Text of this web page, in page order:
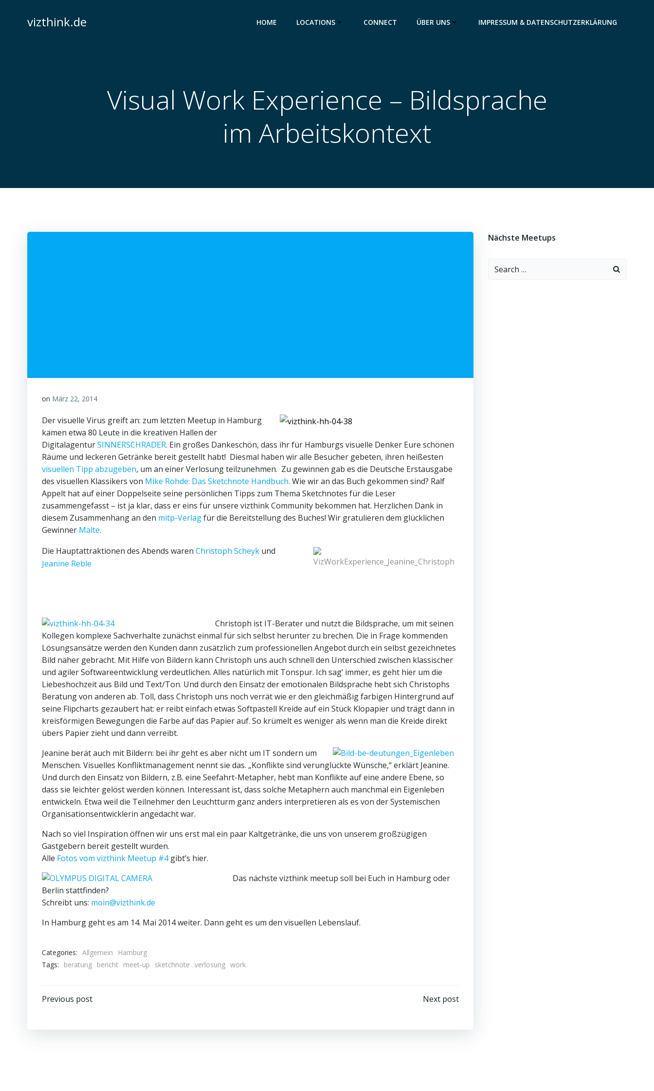
springenvizthink.de HOME LOCATIONS CONNECT ÜBER UNS IMPRESSUM & DATENSCHUTZERKLÄRUNG
Visual Work Experience – Bildsprache
im Arbeitskontext
on März 22, 2014
Der visuelle Virus greift an: zum letzten Meetup in Hamburg
kamen etwa 80 Leute in die kreativen Hallen der
DigitalagenturSINNERSCHRADER. Ein großes Dankeschön, dass ihr für Hamburgs visuelle Denker Eure schönen
Räume und leckeren Getränke bereit gestellt habt! Diesmal haben wir alle Besucher gebeten, ihren heißesten
visuellen Tipp abzugeben, um an einer Verlosung teilzunehmen. Zu gewinnen gab es die Deutsche Erstausgabe
des visuellen Klassikers von Mike Rohde: Das Sketchnote Handbuch. Wie wir an das Buch gekommen sind? Ralf
Appelt hat auf einer Doppelseite seine persönlichen Tipps zum Thema Sketchnotes für die Leser
zusammengefasst – ist ja klar, dass er eins für unsere vizthink Community bekommen hat. Herzlichen Dank in
diesem Zusammenhang an den mitp-Verlagfür die Bereitstellung des Buches! Wir gratulieren dem glücklichen
Gewinner Malte.
Die Hauptattraktionen des Abends waren Christoph Scheyk und
Jeanine Reble
Christoph ist IT-Berater und nutzt die Bildsprache, um mit seinen
Kollegen komplexe Sachverhalte zunächst einmal für sich selbst herunter zu brechen. Die in Frage kommenden
Lösungsansätze werden den Kunden dann zusätzlich zum professionellen Angebot durch ein selbst gezeichnetes
Bild näher gebracht. Mit Hilfe von Bildern kann Christoph uns auch schnell den Unterschied zwischen klassischer
und agiler Softwareentwicklung verdeutlichen. Alles natürlich mit Tonspur. Ich sag’ immer, es geht hier um die
Liebeshochzeit aus Bild und Text/Ton. Und durch den Einsatz der emotionalen Bildsprache hebt sich Christophs
Beratung von anderen ab. Toll, dass Christoph uns noch verrät wie er den gleichmäßig farbigen Hintergrund auf
seine Flipcharts gezaubert hat: er reibt einfach etwas Softpastell Kreide auf ein Stück Klopapier und trägt dann in
kreisförmigen Bewegungen die Farbe auf das Papier auf. So krümelt es weniger als wenn man die Kreide direkt
übers Papier zieht und dann verreibt.
Jeanine berät auch mit Bildern: bei ihr geht es aber nicht um IT sondern um
Menschen. Visuelles Konfliktmanagement nennt sie das. „Konflikte sind verunglückte Wünsche,“ erklärt Jeanine.
Und durch den Einsatz von Bildern, z.B. eine Seefahrt-Metapher, hebt man Konflikte auf eine andere Ebene, so
dass sie leichter gelöst werden können. Interessant ist, dass solche Metaphern auch manchmal ein Eigenleben
entwickeln. Etwa weil die Teilnehmer den Leuchtturm ganz anders interpretieren als es von der Systemischen
Organisationsentwicklerin angedacht war.
Nach so viel Inspiration öffnen wir uns erst mal ein paar Kaltgetränke, die uns von unserem großzügigen
Gastgebern bereit gestellt wurden.
Alle Fotos vom vizthink Meetup #4gibt’s hier.
Das nächste vizthink meetup soll bei Euch in Hamburg oder
Berlin stattfinden?
Schreibt uns: moin@vizthink.de
In Hamburg geht es am 14. Mai 2014 weiter. Dann geht es um den visuellen Lebenslauf.
Categories: Allgemein
Hamburg
Tags:
beratung bericht meet-up sketchnote verlosung work
Beitragsnavigation
Previous post Next post
Nächste Meetups
Search